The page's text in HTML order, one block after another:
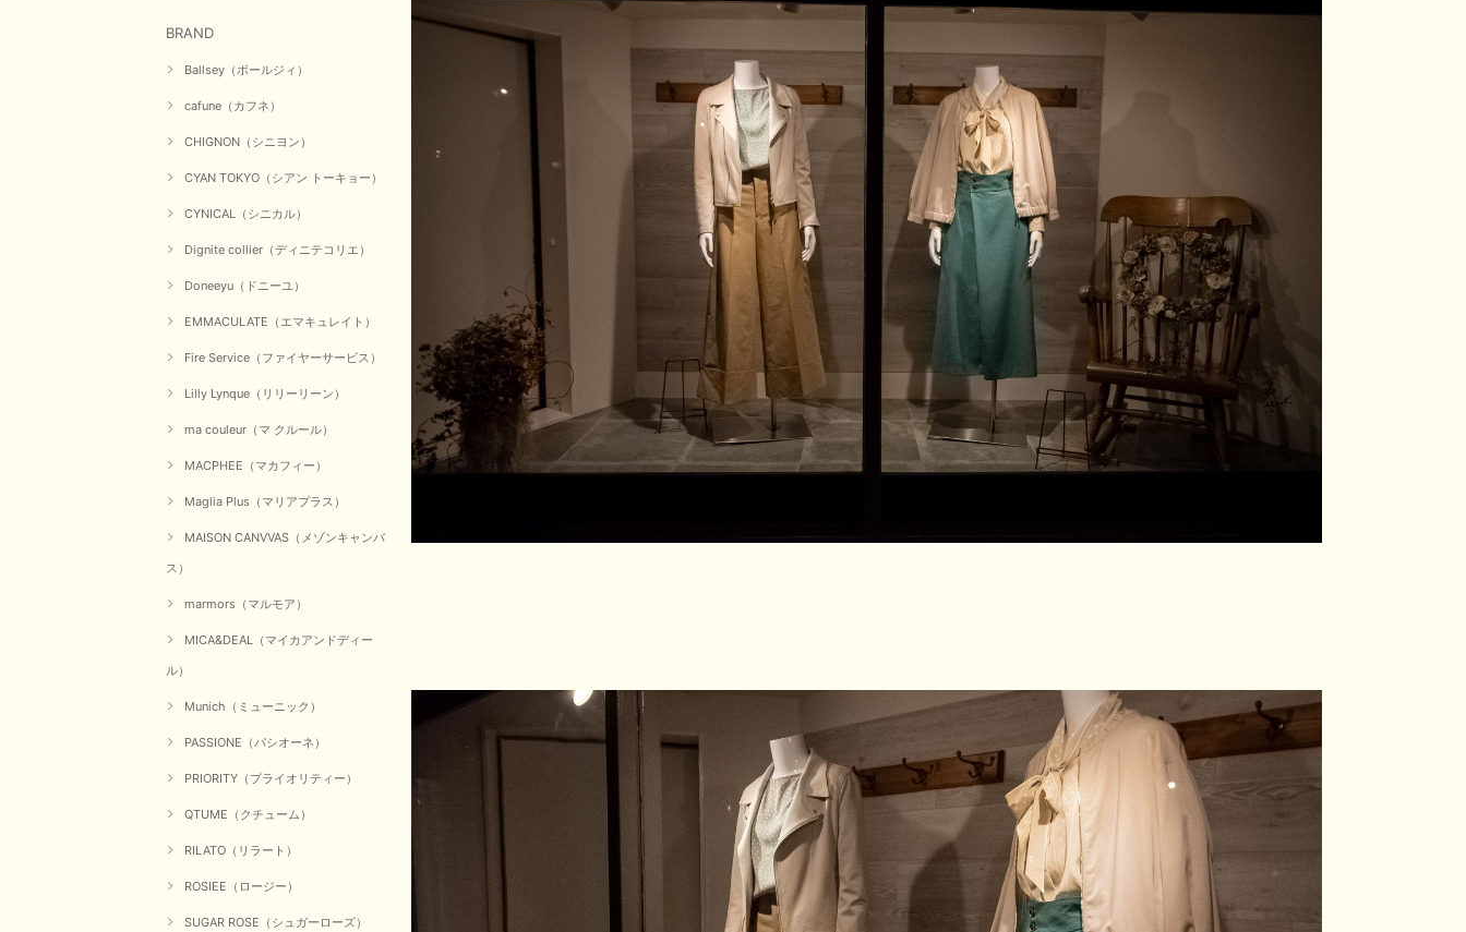
BRAND
Ballsey（ボールジィ）
cafune（カフネ）
CHIGNON（シニヨン）
CYAN TOKYO（シアン トーキョー）
CYNICAL（シニカル）
Dignite collier（ディニテコリエ）
Doneeyu（ドニーユ）
EMMACULATE（エマキュレイト）
Fire Service（ファイヤーサービス）
Lilly Lynque（リリーリーン）
ma couleur（マ クルール）
MACPHEE（マカフィー）
Maglia Plus（マリアプラス）
MAISON CANVVAS（メゾンキャンバ
ス）
marmors（マルモア）
MICA&DEAL（マイカアンドディー
ル）
Munich（ミューニック）
PASSIONE（パシオーネ）
PRIORITY（プライオリティー）
QTUME（クチューム）
RILATO（リラート）
ROSIEE（ロージー）
SUGAR ROSE（シュガーローズ）